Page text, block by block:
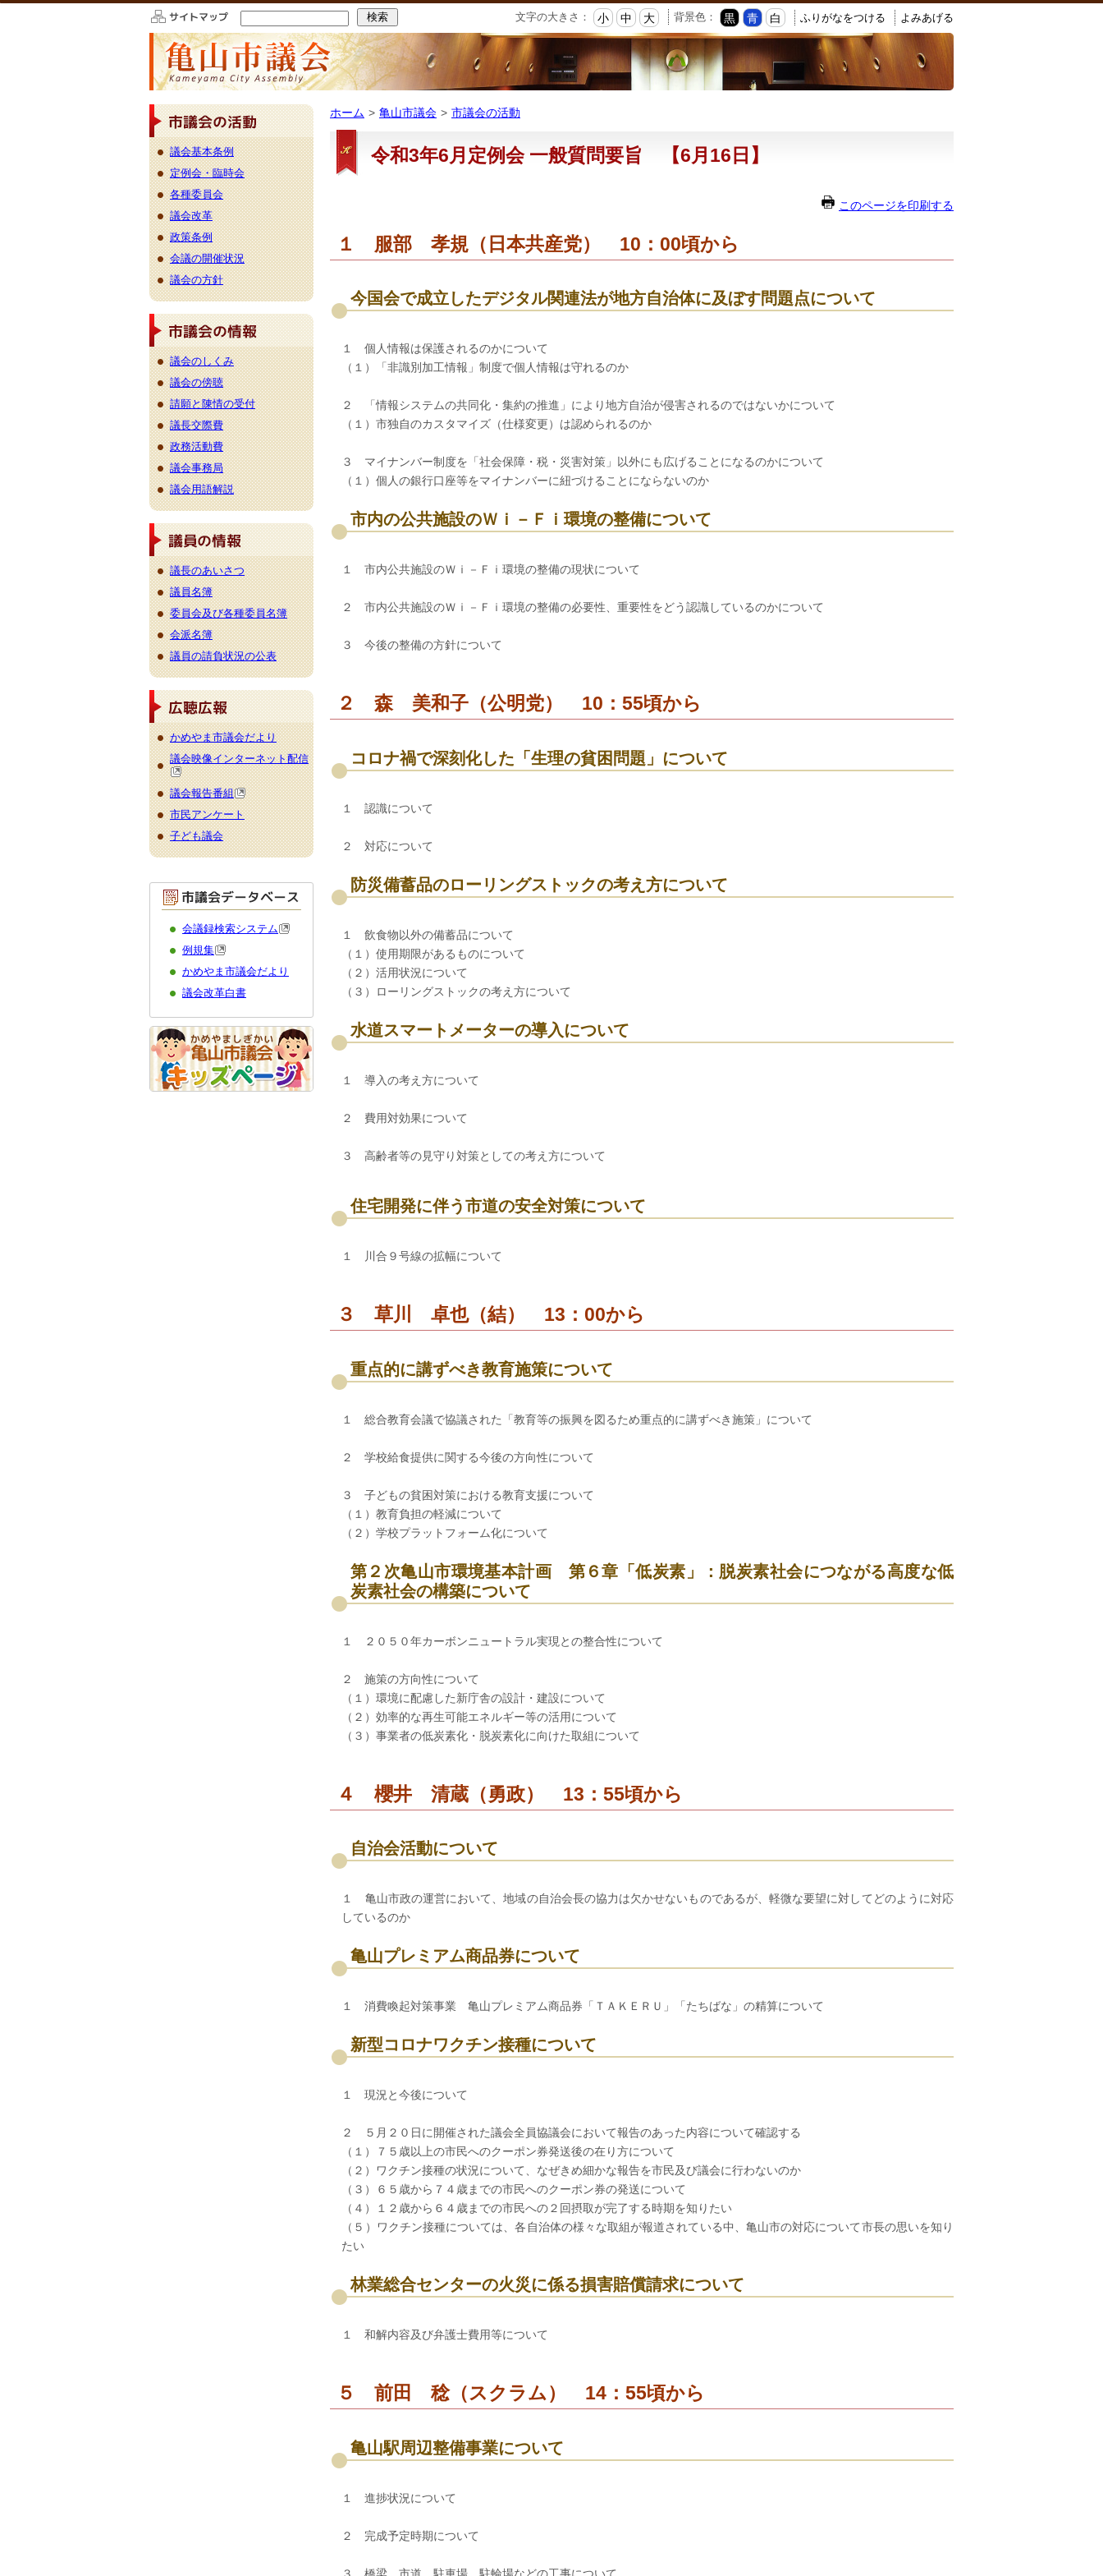
文
へ
移
文字の大きさ： 小 中 大 背景色： 黒 青 白 ふりがなをつける よみあげる
ホーム 亀山市議会 市議会の活動
令和3年6月定例会 一般質問要旨 【6月16日】
このページを印刷する
１ 服部 孝規（日本共産党） 10：00頃から
今国会で成立したデジタル関連法が地方自治体に及ぼす問題点について
１ 個人情報は保護されるのかについて
（１）「非識別加工情報」制度で個人情報は守れるのか
２ 「情報システムの共同化・集約の推進」により地方自治が侵害されるのではないかについて
（１）市独自のカスタマイズ（仕様変更）は認められるのか
３ マイナンバー制度を「社会保障・税・災害対策」以外にも広げることになるのかについて
（１）個人の銀行口座等をマイナンバーに紐づけることにならないのか
市内の公共施設のＷｉ－Ｆｉ環境の整備について
１ 市内公共施設のＷｉ－Ｆｉ環境の整備の現状について
２ 市内公共施設のＷｉ－Ｆｉ環境の整備の必要性、重要性をどう認識しているのかについて
３ 今後の整備の方針について
２ 森 美和子（公明党） 10：55頃から
コロナ禍で深刻化した「生理の貧困問題」について
１ 認識について
２ 対応について
防災備蓄品のローリングストックの考え方について
１ 飲食物以外の備蓄品について
（１）使用期限があるものについて
（２）活用状況について
（３）ローリングストックの考え方について
水道スマートメーターの導入について
１ 導入の考え方について
２ 費用対効果について
３ 高齢者等の見守り対策としての考え方について
住宅開発に伴う市道の安全対策について
１ 川合９号線の拡幅について
３ 草川 卓也（結） 13：00から
重点的に講ずべき教育施策について
１ 総合教育会議で協議された「教育等の振興を図るため重点的に講ずべき施策」について
２ 学校給食提供に関する今後の方向性について
３ 子どもの貧困対策における教育支援について
（１）教育負担の軽減について
（２）学校プラットフォーム化について
第２次亀山市環境基本計画 第６章「低炭素」：脱炭素社会につながる高度な低
炭素社会の構築について
１ ２０５０年カーボンニュートラル実現との整合性について
２ 施策の方向性について
（１）環境に配慮した新庁舎の設計・建設について
（２）効率的な再生可能エネルギー等の活用について
（３）事業者の低炭素化・脱炭素化に向けた取組について
４ 櫻井 清蔵（勇政） 13：55頃から
自治会活動について
１ 亀山市政の運営において、地域の自治会長の協力は欠かせないものであるが、軽微な要望に対してどのように対応
しているのか
亀山プレミアム商品券について
１ 消費喚起対策事業 亀山プレミアム商品券「ＴＡＫＥＲＵ」「たちばな」の精算について
新型コロナワクチン接種について
１ 現況と今後について
２ ５月２０日に開催された議会全員協議会において報告のあった内容について確認する
（１）７５歳以上の市民へのクーポン券発送後の在り方について
（２）ワクチン接種の状況について、なぜきめ細かな報告を市民及び議会に行わないのか
（３）６５歳から７４歳までの市民へのクーポン券の発送について
（４）１２歳から６４歳までの市民への２回摂取が完了する時期を知りたい
（５）ワクチン接種については、各自治体の様々な取組が報道されている中、亀山市の対応について市長の思いを知り
たい
林業総合センターの火災に係る損害賠償請求について
１ 和解内容及び弁護士費用等について
５ 前田 稔（スクラム） 14：55頃から
亀山駅周辺整備事業について
１ 進捗状況について
２ 完成予定時期について
議会基本条例
定例会・臨時会
各種委員会
議会改革
政策条例
会議の開催状況
議会の方針
議会のしくみ
議会の傍聴
請願と陳情の受付
議長交際費
政務活動費
議会事務局
議会用語解説
議長のあいさつ
議員名簿
委員会及び各種委員名簿
会派名簿
議員の請負状況の公表
かめやま市議会だより
議会映像インターネット配信
議会報告番組
市民アンケート
子ども議会
会議録検索システム
例規集
かめやま市議会だより
議会改革白書